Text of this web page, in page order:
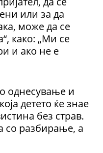
или за да
може да се
како: „Ми се
и ако не е
однесување и
детето ќе знае
без страв.
со разбирање, а